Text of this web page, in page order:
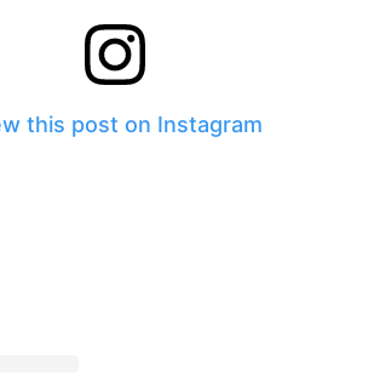
this post on Instagram